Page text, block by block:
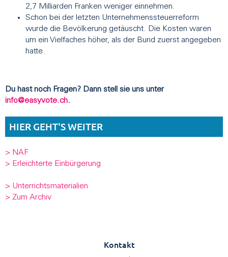
2,7 Milliarden Franken weniger einnehmen.
Schon bei der letzten Unternehmenssteuerreform
wurde die Bevölkerung getäuscht. Die Kosten waren
um ein Vielfaches höher, als der Bund zuerst angegeben
hatte.
Du hast noch Fragen? Dann stell sie uns unter
info@easyvote.ch.
HIER GEHT'S WEITER
> NAF
> Erleichterte Einbürgerung
> Unterrichtsmaterialien
> Zum Archiv
Kontakt